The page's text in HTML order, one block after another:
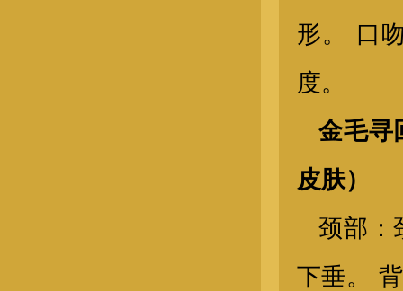
形。 口
度。
金毛寻
皮肤）
颈部：
下垂。